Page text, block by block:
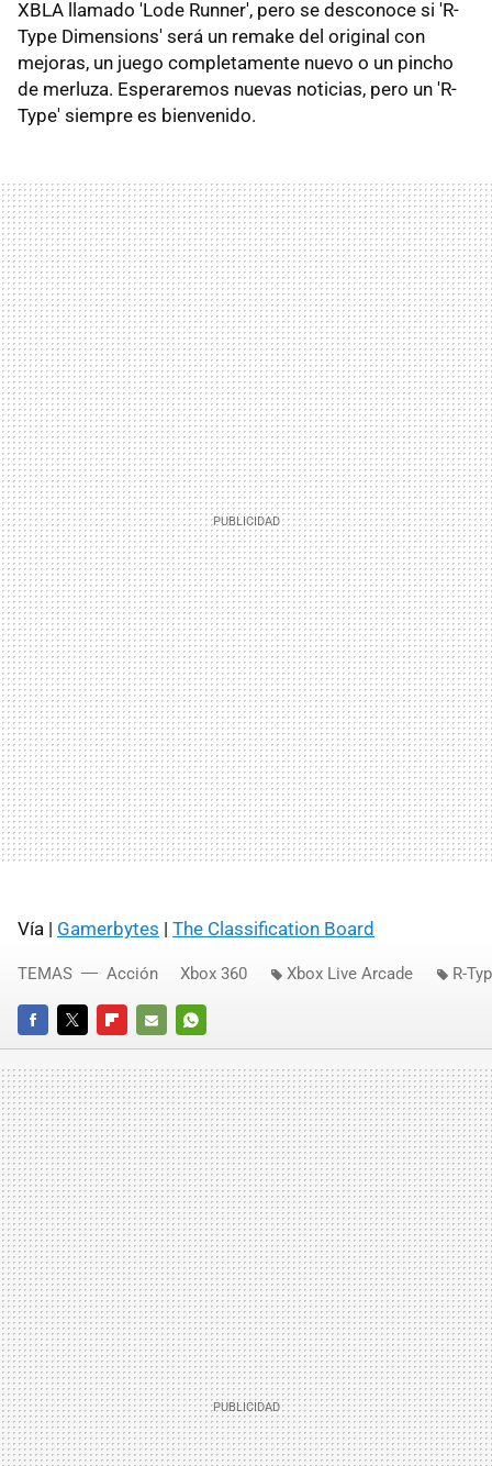
XBLA llamado 'Lode Runner', pero se desconoce si 'R-
Type Dimensions' será un remake del original con
mejoras, un juego completamente nuevo o un pincho
de merluza. Esperaremos nuevas noticias, pero un 'R-
Type' siempre es bienvenido.
Vía | Gamerbytes | The Classification Board
FACEBOOKTWITTERFLIPBOARD
E-
MAIL
WHATSAPP
TEMAS Acción Xbox 360 Xbox Live Arcade R-